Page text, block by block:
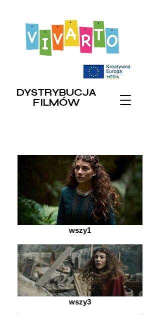
DYSTRYBUCJA
FILMÓW
wszy1
wszy3